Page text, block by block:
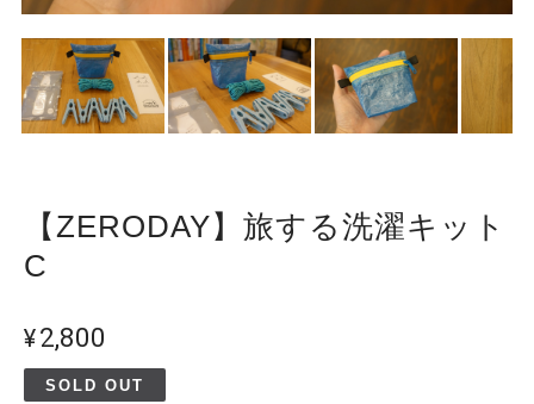
【ZERODAY】旅する洗濯キット
C
¥2,800
SOLD OUT